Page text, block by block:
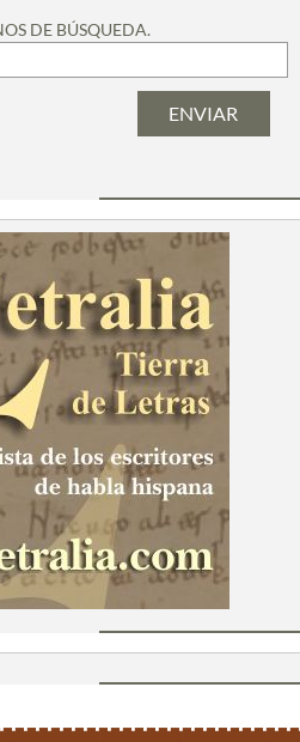
DE BÚSQUEDA.